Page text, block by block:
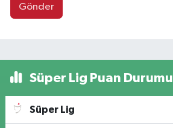
Gönder
Süper Lig Puan Durumu
Süper Lig